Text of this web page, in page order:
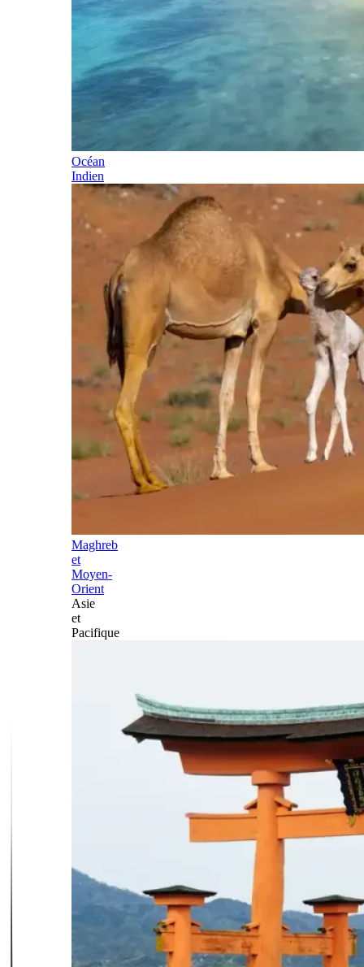
Océan
Indien
Maghreb
et
Moyen-
Orient
Asie
et
Pacifique